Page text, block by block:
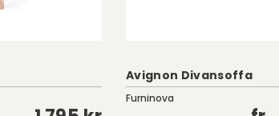
Avignon Divansoffa
Furninova